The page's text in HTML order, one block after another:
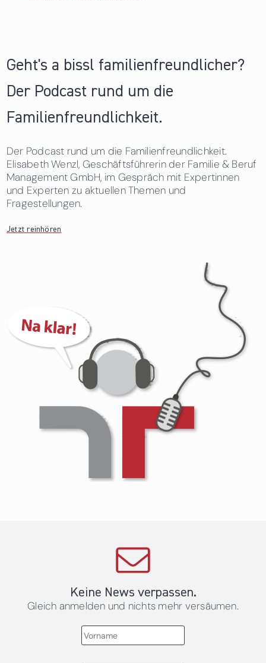
Geht's a bissl familienfreundlicher?
Der Podcast rund um die
Familienfreundlichkeit.
Der Podcast rund um die Familienfreundlichkeit.
Elisabeth Wenzl, Geschäftsführerin der Familie & Beruf
Management GmbH, im Gespräch mit Expertinnen
und Experten zu aktuellen Themen und
Fragestellungen.
Jetzt reinhören
Keine News verpassen.
Gleich anmelden und nichts mehr versäumen.